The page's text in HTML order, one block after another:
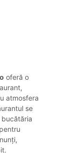
oferă o
atmosfera
se